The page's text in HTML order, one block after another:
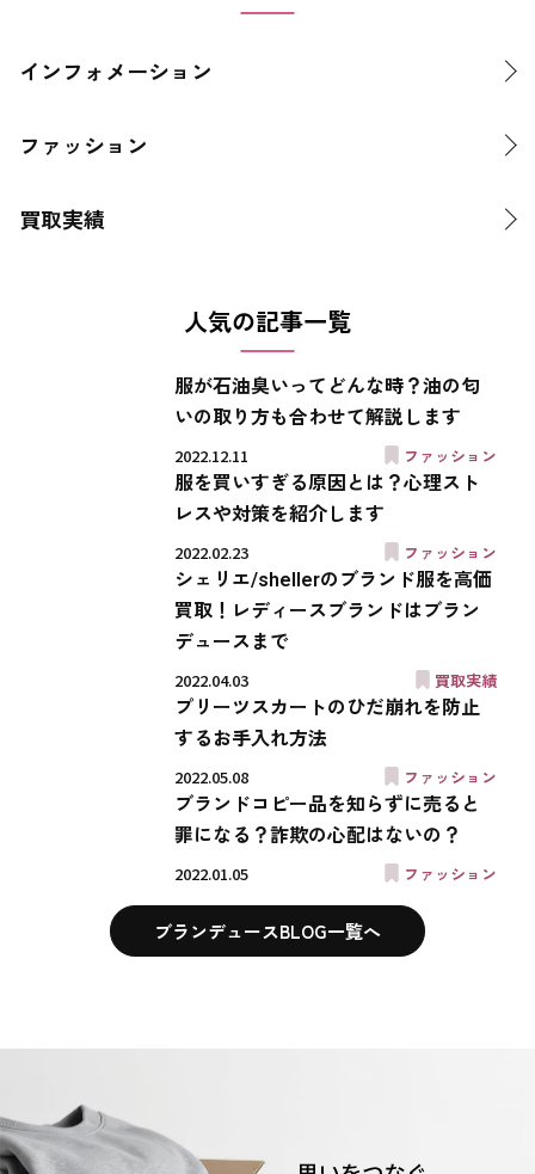
インフォメーション
ファッション
買取実績
人気の記事一覧
服が石油臭いってどんな時？油の匂
いの取り方も合わせて解説します
2022.12.11
ファッション
服を買いすぎる原因とは？心理スト
レスや対策を紹介します
2022.02.23
ファッション
シェリエ/shellerのブランド服を高価
買取！レディースブランドはブラン
デュースまで
2022.04.03
買取実績
プリーツスカートのひだ崩れを防止
するお手入れ方法
2022.05.08
ファッション
ブランドコピー品を知らずに売ると
罪になる？詐欺の心配はないの？
2022.01.05
ファッション
ブランデュースBLOG一覧へ